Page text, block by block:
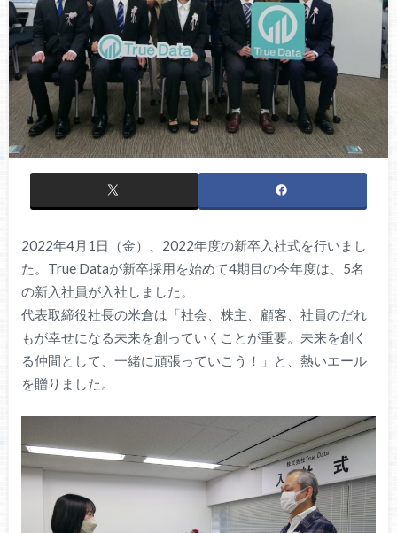
2022年4月1日（金）、2022年度の新卒入社式を行いまし
た。True Dataが新卒採用を始めて4期目の今年度は、5名
の新入社員が入社しました。
代表取締役社長の米倉は「社会、株主、顧客、社員のだれ
もが幸せになる未来を創っていくことが重要。未来を創く
る仲間として、一緒に頑張っていこう！」と、熱いエール
を贈りました。